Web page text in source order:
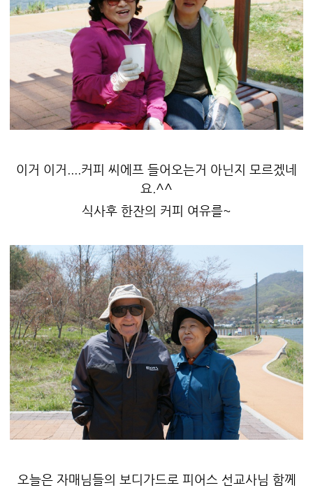
이거 이거....커피 씨에프 들어오는거 아닌지 모르겠네
요.^^
식사후 한잔의 커피 여유를~
오늘은 자매님들의 보디가드로 피어스 선교사님 함께